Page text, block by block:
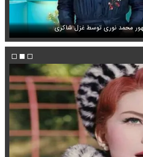
محمد نوری توسط غزل شاکری